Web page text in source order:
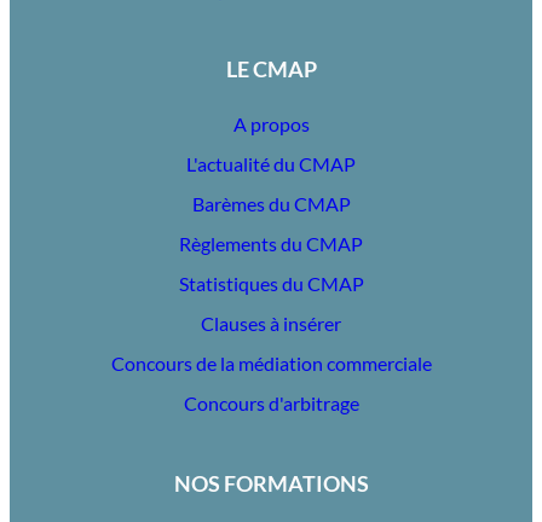
LE CMAP
A propos
L'actualité du CMAP
Barèmes du CMAP
Règlements du CMAP
Statistiques du CMAP
Clauses à insérer
Concours de la médiation commerciale
Concours d'arbitrage
NOS FORMATIONS